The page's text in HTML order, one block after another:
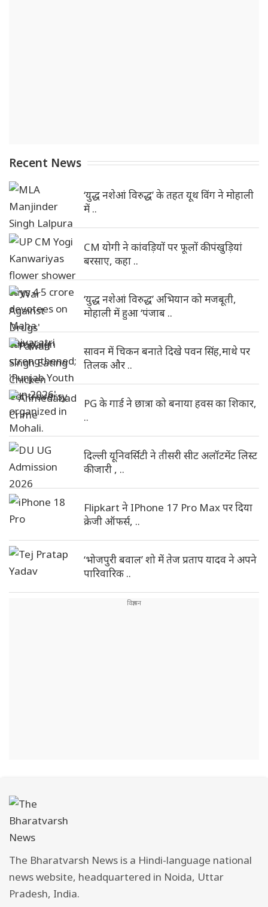
Recent News
‘युद्ध नशेआं विरुद्ध’ के तहत यूथ विंग ने मोहाली
में ..
CM योगी ने कांवड़ियों पर फूलों की पंखुड़ियां
बरसाए, कहा ..
‘युद्ध नशेआं विरुद्ध’ अभियान को मजबूती,
मोहाली में हुआ ‘पंजाब ..
सावन में चिकन बनाते दिखे पवन सिंह,माथे पर
तिलक और ..
PG के गार्ड ने छात्रा को बनाया हवस का शिकार,
..
दिल्ली यूनिवर्सिटी ने तीसरी सीट अलॉटमेंट लिस्ट
की जारी , ..
Flipkart ने IPhone 17 Pro Max पर दिया
क्रेजी ऑफर्स, ..
‘भोजपुरी बवाल’ शो में तेज प्रताप यादव ने अपने
पारिवारिक ..
The Bharatvarsh News is a Hindi-language national
news website, headquartered in Noida, Uttar
Pradesh, India.